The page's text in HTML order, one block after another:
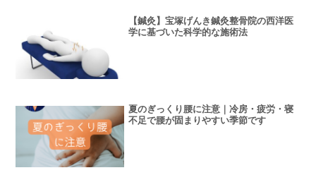
【鍼灸】宝塚げんき鍼灸整骨院の西洋医
学に基づいた科学的な施術法
夏のぎっくり腰に注意｜冷房・疲労・寝
不足で腰が固まりやすい季節です